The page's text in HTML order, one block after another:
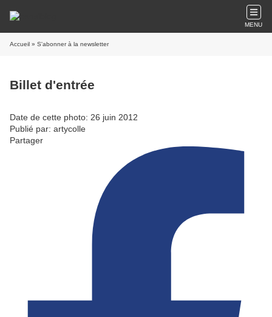
MENU
Accueil » S'abonner à la newsletter
Billet d'entrée
Date de cette photo: 26 juin 2012
Publié par: artycolle
Partager